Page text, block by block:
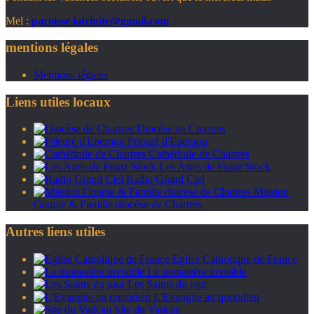
Mel : paroisse.latrinite@gmail.com
mentions légales
Mentions légales
Liens utiles locaux
Diocèse de Chartres
Prieuré d'Epernon
Cathédrale de Chartres
Les Amis de Franz Stock
Radio Grand Ciel
Mission
Couple & Famille diocèse de Chartres
Autres liens utiles
Eglise Catholique de France
Le monastère invisible
Les Saints du jour
L'Evangile au quotidien
Site du Vatican